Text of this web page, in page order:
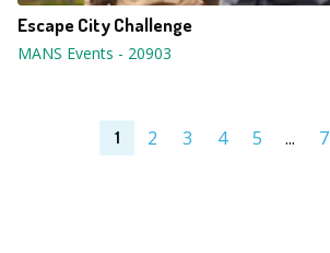
Escape City Challenge
MANS Events - 20903
1 2 3 4 5 ... 7